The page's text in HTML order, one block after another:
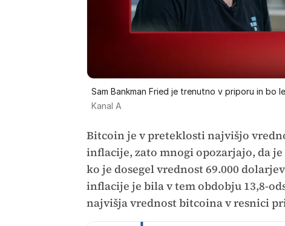
Sam Bankman Fried je trenutno v priporu in bo
Kanal A
Bitcoin je v preteklosti najvišjo
inflacije, zato mnogi opozarjajo, da
ko je dosegel vrednost 69.000
inflacije je bila v tem obdobju 13,8-
najvišja vrednost bitcoina v resnici